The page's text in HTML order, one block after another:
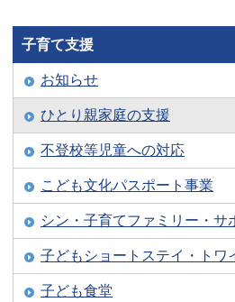
子育て支援
お知らせ
ひとり親家庭の支援
不登校等児童への対応
こども文化パスポート事業
シン・子育てファミリー・サ
子どもショートステイ・トワ
子ども食堂